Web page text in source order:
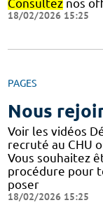
Consulteznos
18/02/2026 15:25
PAGES
Nous
Voir les vidéos
recruté au CHU
Vous souhaitez
procédure pour
poser
18/02/2026 15:25